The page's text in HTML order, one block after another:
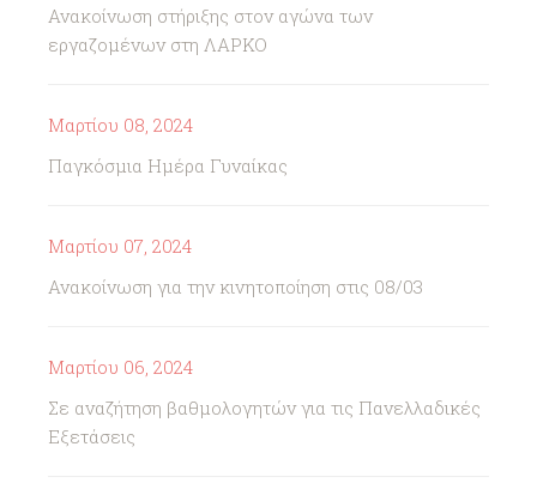
Ανακοίνωση στήριξης στον αγώνα των
εργαζομένων στη ΛΑΡΚΟ
Μαρτίου 08, 2024
Παγκόσμια Ημέρα Γυναίκας
Μαρτίου 07, 2024
Ανακοίνωση για την κινητοποίηση στις 08/03
Μαρτίου 06, 2024
Σε αναζήτηση βαθμολογητών για τις Πανελλαδικές
Εξετάσεις